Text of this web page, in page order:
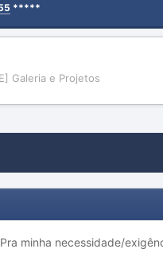
*****
Galeria e Projetos
minha necessidade/